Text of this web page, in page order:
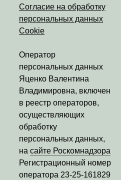
Согласие на обработку
персональных данных
Cookie
Оператор
персональных данных
Яценко Валентина
Владимировна, включен
в реестр операторов,
осуществляющих
обработку
персональных данных,
на сайте Роскомнадзора
Регистрационный номер
оператора 23-25-161829